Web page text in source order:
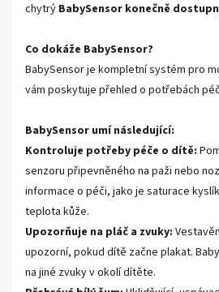
chytrý BabySensor konečně
Co dokáže BabySensor?
BabySensor je kompletní systém pro
vám poskytuje přehled o potřebách
BabySensor umí následující:
Kontroluje potřeby péče o dítě:
senzoru připevněného na paži nebo
informace o péči, jako je saturace
teplota kůže.
Upozorňuje na pláč a zvuky:
upozorní, pokud dítě začne plakat.
na jiné zvuky v okolí dítěte.